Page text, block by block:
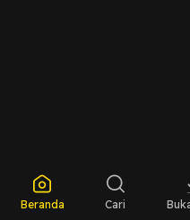
Beranda Cari